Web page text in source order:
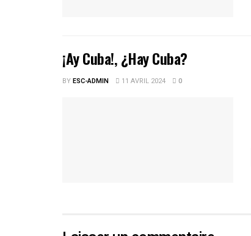
¡Ay Cuba!, ¿Hay Cuba?
BYESC-ADMIN 11 AVRIL 2024 0